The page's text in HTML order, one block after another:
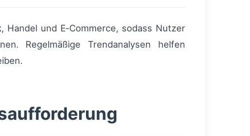
, Handel und E‑Commerce, sodass Nutzer
Regelmäßige Trendanalysen helfen